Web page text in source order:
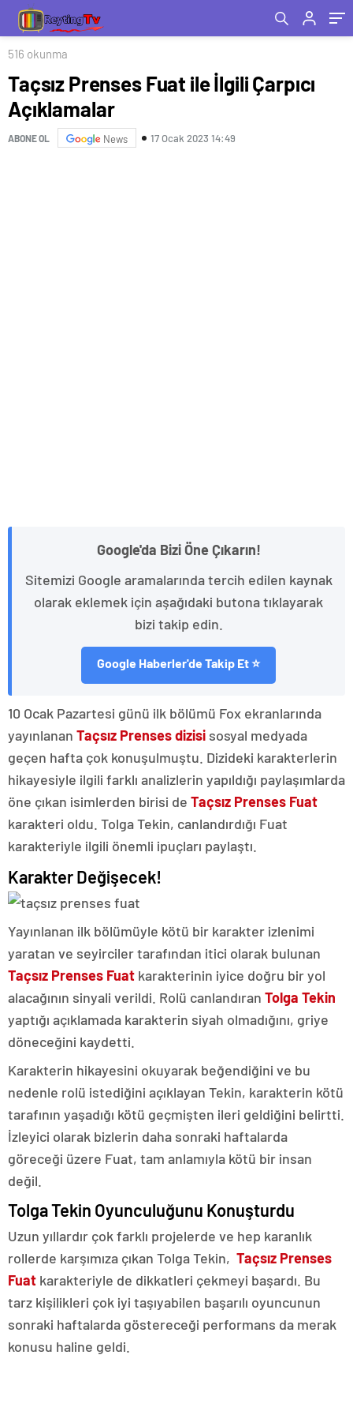
516 okunma
Taçsız Prenses Fuat ile İlgili Çarpıcı
Açıklamalar
ABONE OL News 17 Ocak 2023 14:49
Google'da Bizi Öne Çıkarın!
Sitemizi Google aramalarında tercih edilen kaynak
olarak eklemek için aşağıdaki butona tıklayarak
bizi takip edin.
Google Haberler'de Takip Et ⭐
10 Ocak Pazartesi günü ilk bölümü Fox ekranlarında
yayınlanan Taçsız Prenses dizisi sosyal medyada
geçen hafta çok konuşulmuştu. Dizideki karakterlerin
hikayesiyle ilgili farklı analizlerin yapıldığı paylaşımlarda
öne çıkan isimlerden birisi de Taçsız Prenses Fuat
karakteri oldu. Tolga Tekin, canlandırdığı Fuat
karakteriyle ilgili önemli ipuçları paylaştı.
Karakter Değişecek!
Yayınlanan ilk bölümüyle kötü bir karakter izlenimi
yaratan ve seyirciler tarafından itici olarak bulunan
Taçsız Prenses Fuat karakterinin iyice doğru bir yol
alacağının sinyali verildi. Rolü canlandıran Tolga Tekin
yaptığı açıklamada karakterin siyah olmadığını, griye
döneceğini kaydetti.
Karakterin hikayesini okuyarak beğendiğini ve bu
nedenle rolü istediğini açıklayan Tekin, karakterin kötü
tarafının yaşadığı kötü geçmişten ileri geldiğini belirtti.
İzleyici olarak bizlerin daha sonraki haftalarda
göreceği üzere Fuat, tam anlamıyla kötü bir insan
değil.
Tolga Tekin Oyunculuğunu Konuşturdu
Uzun yıllardır çok farklı projelerde ve hep karanlık
rollerde karşımıza çıkan Tolga Tekin, Taçsız Prenses
Fuat karakteriyle de dikkatleri çekmeyi başardı. Bu
tarz kişilikleri çok iyi taşıyabilen başarılı oyuncunun
sonraki haftalarda göstereceği performans da merak
konusu haline geldi.